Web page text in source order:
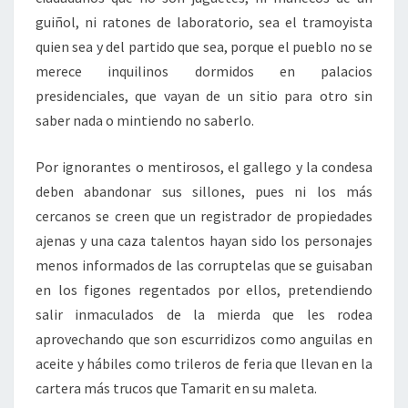
guiñol, ni ratones de laboratorio, sea el tramoyista
quien sea y del partido que sea, porque el pueblo no se
merece inquilinos dormidos en palacios
presidenciales, que vayan de un sitio para otro sin
saber nada o mintiendo no saberlo.
Por ignorantes o mentirosos, el gallego y la condesa
deben abandonar sus sillones, pues ni los más
cercanos se creen que un registrador de propiedades
ajenas y una caza talentos hayan sido los personajes
menos informados de las corruptelas que se guisaban
en los figones regentados por ellos, pretendiendo
salir inmaculados de la mierda que les rodea
aprovechando que son escurridizos como anguilas en
aceite y hábiles como trileros de feria que llevan en la
cartera más trucos que Tamarit en su maleta.